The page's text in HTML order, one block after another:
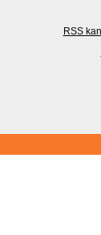
RSS